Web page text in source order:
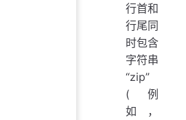
行首和
行尾同
时包含
字符串
“zip”
(例
如，